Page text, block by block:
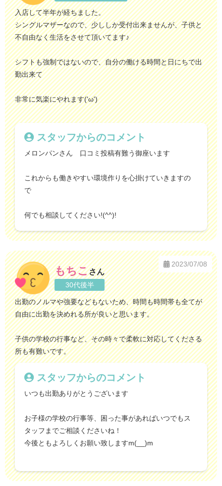
入店して半年が経ちました。
シングルマザーなので、少ししか受付出来ませんが、子供と
不自由なく生活をさせて頂いてます♪
シフトも強制ではないので、自分の働ける時間と日にちで出
勤出来て
非常に気楽にやれます('ω')
スタッフからのコメント
メロンパンさん 口コミ投稿有難う御座います
これからも働きやすい環境作りを心掛けていきますの
で
何でも相談してください!(^^)!
もちこさん
30代後半
2023/07/08
出勤のノルマや強要などもないため、時間も時間帯も全てが
自由に出勤を決めれる所が良いと思います。
子供の学校の行事など、その時々で柔軟に対応してくださる
所も有難いです。
スタッフからのコメント
いつも出勤ありがとうございます
お子様の学校の行事等、困った事があればいつでもス
タッフまでご相談くださいね！
今後ともよろしくお願い致しますm(__)m